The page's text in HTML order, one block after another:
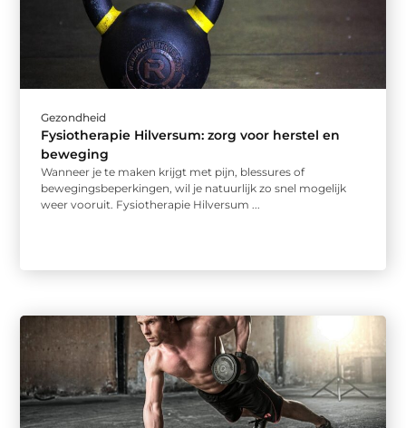
Gezondheid
Fysiotherapie Hilversum: zorg voor herstel en
beweging
Wanneer je te maken krijgt met pijn, blessures of
bewegingsbeperkingen, wil je natuurlijk zo snel mogelijk
weer vooruit. Fysiotherapie Hilversum ...